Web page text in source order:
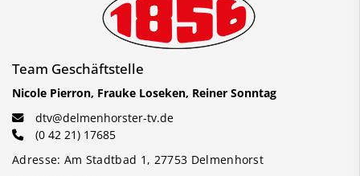
Team Geschäftstelle
Nicole Pierron, Frauke Loseken, Reiner Sonntag
dtv@delmenhorster-tv.de
(0 42 21) 17685
Adresse: Am Stadtbad 1, 27753 Delmenhorst